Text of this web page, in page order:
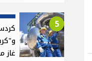
5
غاز